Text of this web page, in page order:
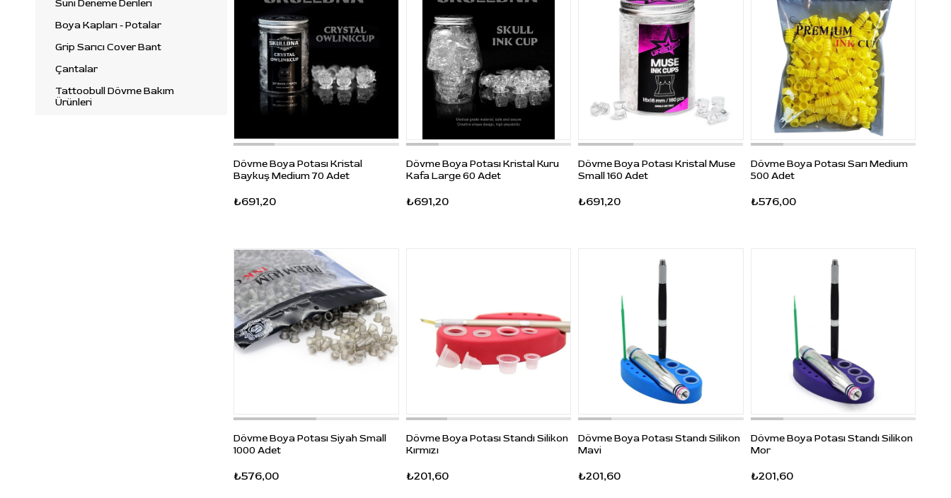
Suni Deneme Derileri
Boya Kapları - Potalar
Grip Sarıcı Cover Bant
Çantalar
Tattoobull Dövme Bakım
Ürünleri
Dövme Boya Potası Kristal
Baykuş Medium 70 Adet
₺691,20
Dövme Boya Potası Kristal Kuru
Kafa Large 60 Adet
₺691,20
Dövme Boya Potası Kristal Muse
Small 160 Adet
₺691,20
Dövme Boya Potası Sarı Medium
500 Adet
₺576,00
Dövme Boya Potası Siyah Small
1000 Adet
₺576,00
Dövme Boya Potası Standı Silikon
Kırmızı
₺201,60
Dövme Boya Potası Standı Silikon
Mavi
₺201,60
Dövme Boya Potası Standı Silikon
Mor
₺201,60